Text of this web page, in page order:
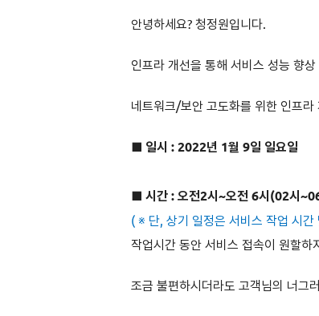
안녕하세요? 청정원입니다.
인프라 개선을 통해 서비스 성능 향
네트워크/보안 고도화를 위한 인프
■ 일시 : 2022년 1월 9일 일요일
■시간 : 오전2시~오전 6시(02시
(※ 단, 상기 일정은 서비스 작업 시
작업시간 동안 서비스 접속이 원할하
조금 불편하시더라도 고객님의 너그